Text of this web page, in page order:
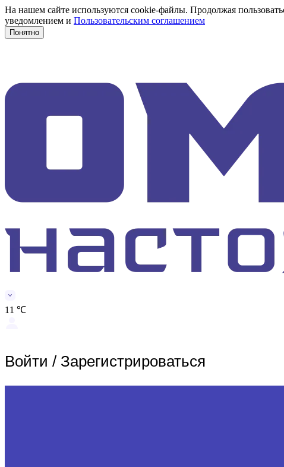
На нашем сайте используются cookie-файлы. Продолжая
уведомлением и Пользовательским соглашением
Понятно
11 ℃
Войти / Зарегистрироваться